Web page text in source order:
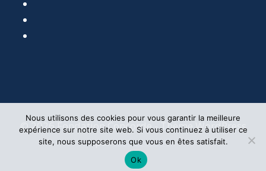
© 2026 Fondation Concorde - Thème WordPress
parKadence WP
Nous utilisons des cookies pour vous garantir la meilleure
expérience sur notre site web. Si vous continuez à utiliser ce
site, nous supposerons que vous en êtes satisfait.
Ok